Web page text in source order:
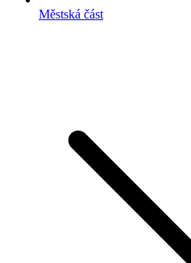
Městská část